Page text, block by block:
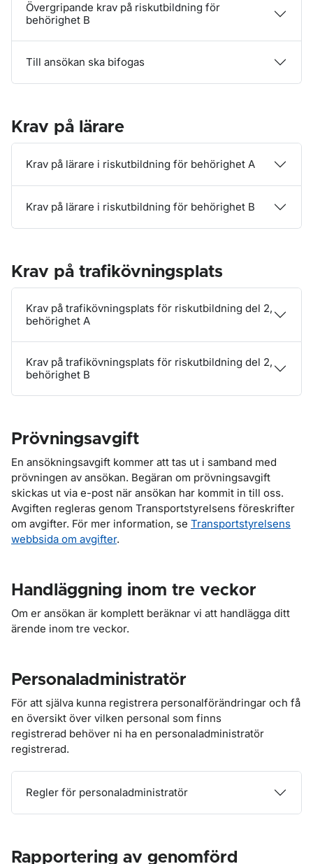
Övergripande krav på riskutbildning för
behörighet B
Till ansökan ska bifogas
Krav på lärare
Krav på lärare i riskutbildning för behörighet A
Krav på lärare i riskutbildning för behörighet B
Krav på trafikövningsplats
Krav på trafikövningsplats för riskutbildning del 2,
behörighet A
Krav på trafikövningsplats för riskutbildning del 2,
behörighet B
Prövningsavgift
En ansökningsavgift kommer att tas ut i samband med
prövningen av ansökan. Begäran om prövningsavgift
skickas ut via e-post när ansökan har kommit in till oss.
Avgiften regleras genom Transportstyrelsens föreskrifter
om avgifter. För mer information, se Transportstyrelsens
webbsida om avgifter.
Handläggning inom tre veckor
Om er ansökan är komplett beräknar vi att handlägga ditt
ärende inom tre veckor.
Personaladministratör
För att själva kunna registrera personalförändringar och få
en översikt över vilken personal som finns
registrerad behöver ni ha en personaladministratör
registrerad.
Regler för personaladministratör
Rapportering av genomförd